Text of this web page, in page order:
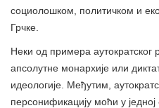
социолошком, политичком и
Грчке.
Неки од примера аутократског
апсолутне монархије или
идеологије. Међутим,
персонификацију моћи у